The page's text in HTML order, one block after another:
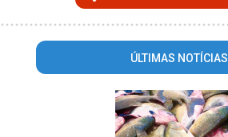
ÚLTIMAS NOTÍCIAS